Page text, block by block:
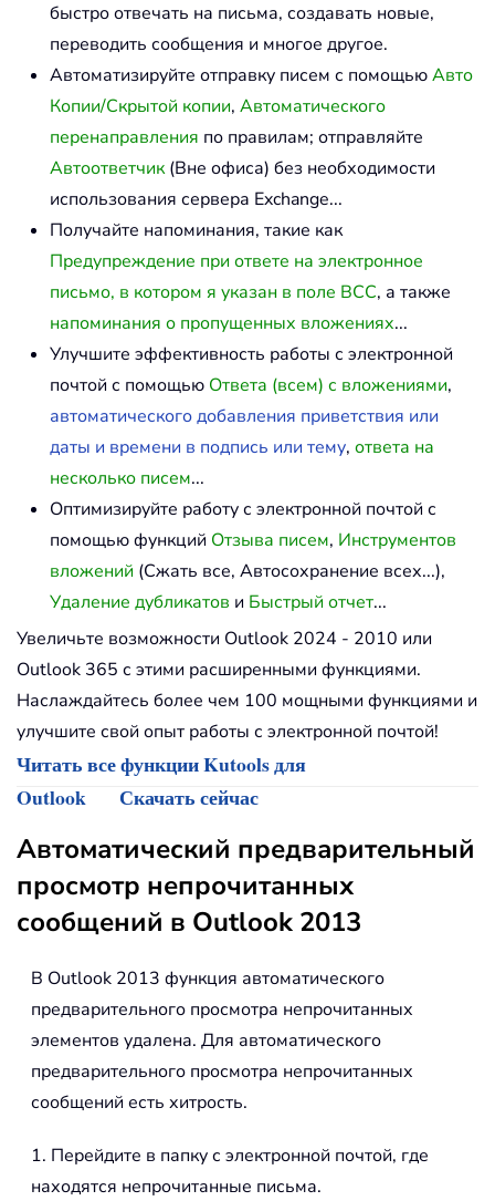
быстро отвечать на письма, создавать новые,
переводить сообщения и многое другое.
Автоматизируйте отправку писем с помощьюАвто
Копии/Скрытой копии, Автоматического
перенаправления по правилам; отправляйте
Автоответчик(Вне офиса) без необходимости
использования сервера Exchange...
Получайте напоминания, такие как
Предупреждение при ответе на электронное
письмо, в котором я указан в поле BCC, а также
напоминания о пропущенных вложениях...
Улучшите эффективность работы с электронной
почтой с помощью Ответа (всем) с вложениями,
автоматического добавления приветствия или
даты и времени в подпись или тему, ответа на
несколько писем...
Оптимизируйте работу с электронной почтой с
помощью функций Отзыва писем, Инструментов
вложений (Сжать все, Автосохранение всех...),
Удаление дубликатов и Быстрый отчет...
Увеличьте возможности Outlook 2024 - 2010 или
Outlook 365 с этими расширенными функциями.
Наслаждайтесь более чем 100 мощными функциями и
улучшите свой опыт работы с электронной почтой!
Читать все функции Kutools для
Outlook
Скачать сейчас
Автоматический предварительный
просмотр непрочитанных
сообщений в Outlook 2013
В Outlook 2013 функция автоматического
предварительного просмотра непрочитанных
элементов удалена. Для автоматического
предварительного просмотра непрочитанных
сообщений есть хитрость.
1. Перейдите в папку с электронной почтой, где
находятся непрочитанные письма.